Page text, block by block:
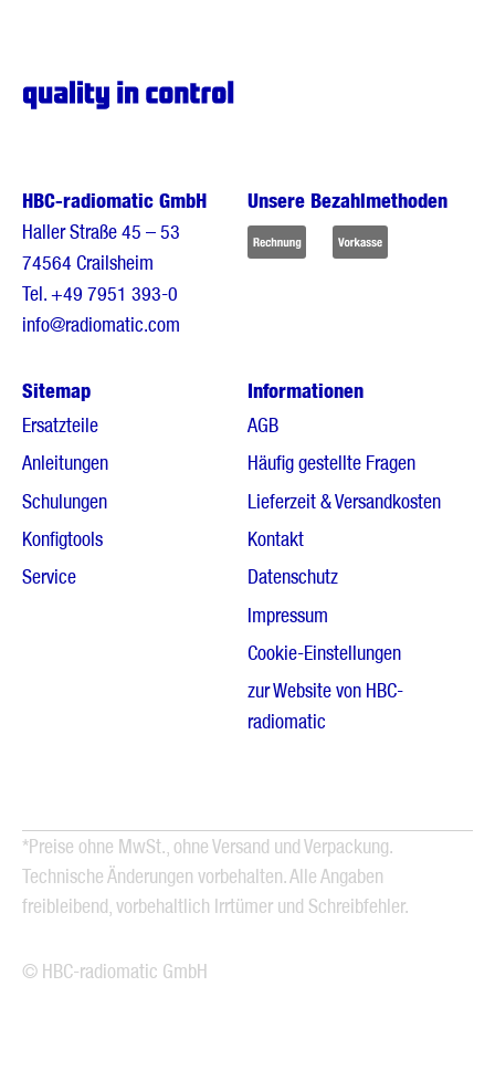
HBC-radiomatic GmbH
Haller Straße 45 – 53
74564 Crailsheim
Tel.+49 7951 393-0
info@radiomatic.com
Unsere Bezahlmethoden
Sitemap
Ersatzteile
Anleitungen
Schulungen
Konfigtools
Service
Informationen
AGB
Häufig gestellte Fragen
Lieferzeit & Versandkosten
Kontakt
Datenschutz
Impressum
Cookie-Einstellungen
zur Website von HBC-
radiomatic
*Preise ohne MwSt., ohne Versand und Verpackung.
Technische Änderungen vorbehalten. Alle Angaben
freibleibend, vorbehaltlich Irrtümer und Schreibfehler.
© HBC-radiomatic GmbH